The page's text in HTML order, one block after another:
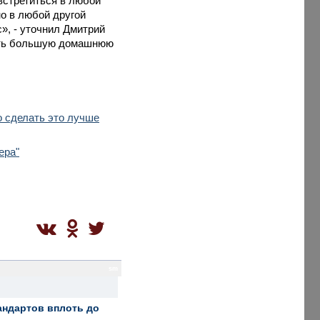
в любой другой
- уточнил Дмитрий
большую домашнюю
сделать это лучше
вплоть до